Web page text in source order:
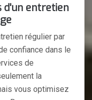
d'un entretien
régulier par
confiance dans le
de
la
vous optimisez